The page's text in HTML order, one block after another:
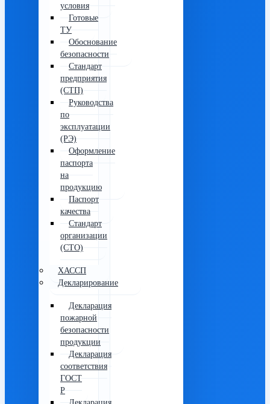
условия
Готовые
ТУ
Обоснование
безопасности
Стандарт
предприятия
(СТП)
Руководства
по
эксплуатации
(РЭ)
Оформление
паспорта
на
продукцию
Паспорт
качества
Стандарт
организации
(СТО)
ХАССП
Декларирование
Декларация
пожарной
безопасности
продукции
Декларация
соответствия
ГОСТ
Р